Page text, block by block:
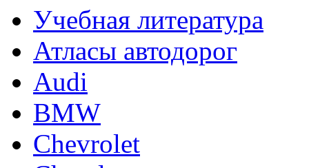
Учебная литература
Атласы автодорог
Audi
BMW
Chevrolet